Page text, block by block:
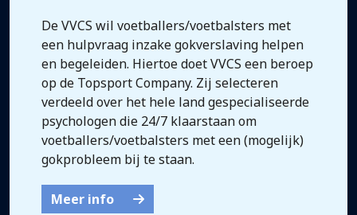
De VVCS wil voetballers/voetbalsters met
een hulpvraag inzake gokverslaving helpen
en begeleiden. Hiertoe doet VVCS een beroep
op de Topsport Company. Zij selecteren
verdeeld over het hele land gespecialiseerde
psychologen die 24/7 klaarstaan om
voetballers/voetbalsters met een (mogelijk)
gokprobleem bij te staan.
Meer info